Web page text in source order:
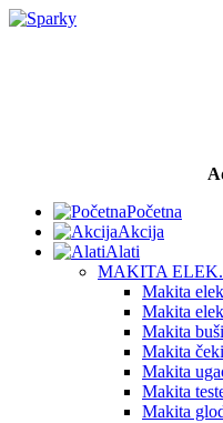
Početna
Akcija
Alati
MAKITA
Makita
Makita
Makita
Makita
Makita
Makita
Makita